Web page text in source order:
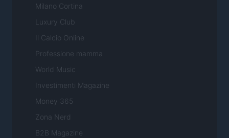
Milano Cortina
Luxury Club
Il Calcio Online
Professione mamma
World Music
Investimenti Magazine
Money 365
Zona Nerd
B2B Magazine